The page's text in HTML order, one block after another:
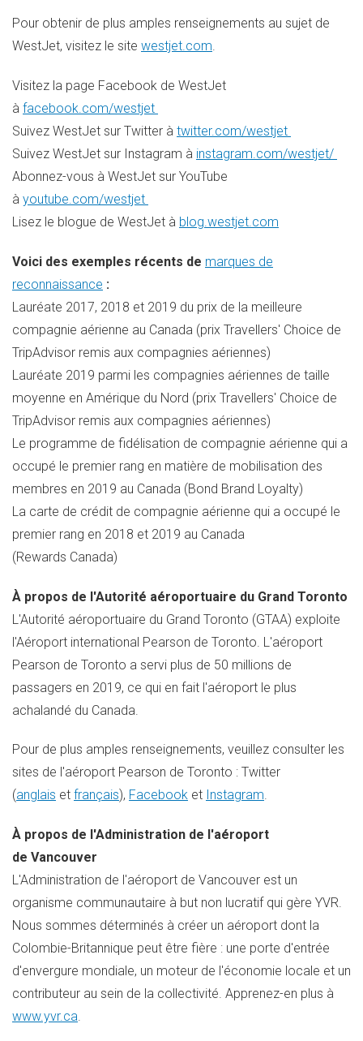
Pour obtenir de plus amples renseignements au sujet de
WestJet, visitez le site westjet.com.
Visitez la page Facebook de WestJet
à facebook.com/westjet
Suivez WestJet sur Twitter à twitter.com/westjet
Suivez WestJet sur Instagram à instagram.com/westjet/
Abonnez-vous à WestJet sur YouTube
à youtube.com/westjet
Lisez le blogue de WestJet à blog.westjet.com
Voici des exemples récents de marques de
reconnaissance :
Lauréate 2017, 2018 et 2019 du prix de la meilleure
compagnie aérienne au Canada (prix Travellers' Choice de
TripAdvisor remis aux compagnies aériennes)
Lauréate 2019 parmi les compagnies aériennes de taille
moyenne en Amérique du Nord (prix Travellers' Choice de
TripAdvisor remis aux compagnies aériennes)
Le programme de fidélisation de compagnie aérienne qui a
occupé le premier rang en matière de mobilisation des
membres en 2019 au Canada (Bond Brand Loyalty)
La carte de crédit de compagnie aérienne qui a occupé le
premier rang en 2018 et 2019 au Canada
(Rewards Canada)
À propos de l'Autorité aéroportuaire du Grand Toronto
L'Autorité aéroportuaire du Grand Toronto (GTAA) exploite
l'Aéroport international Pearson de Toronto . L'aéroport
Pearson de Toronto a servi plus de 50 millions de
passagers en 2019, ce qui en fait l'aéroport le plus
achalandé du Canada
Pour de plus amples renseignements, veuillez consulter les
sites de l'aéroport Pearson de Toronto : Twitter
(anglais et français), Facebook et Instagram.
À propos de l'Administration de l'aéroport
de Vancouver
L'Administration de l'aéroport de Vancouver est un
organisme communautaire à but non lucratif qui gère YVR.
Nous sommes déterminés à créer un aéroport dont la
Colombie-Britannique peut être fière : une porte d'entrée
d'envergure mondiale, un moteur de l'économie locale et un
contributeur au sein de la collectivité. Apprenez-en plus à
www.yvr.ca.